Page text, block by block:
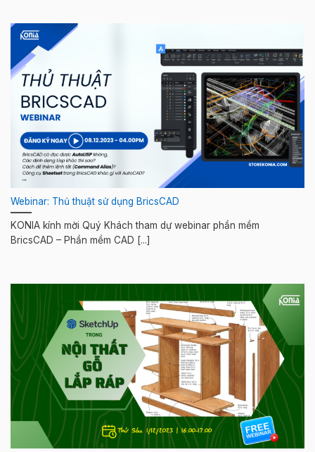
Webinar: Thủ thuật sử dụng BricsCAD
KONIA kính mời Quý Khách tham dự webinar phần mềm
BricsCAD – Phần mềm CAD [...]